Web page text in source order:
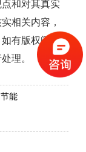
和对其真实
相关内容，
有版权问题
理。
节能